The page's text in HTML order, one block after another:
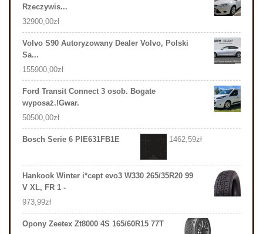
Rzeczywis...
32900,00zł
Volvo S90 Autoryzowany Dealer Volvo, Polski
Sa...
155900,00zł
Ford Transit Connect 3 osob. Bogate
wyposaż.!Gwar.
50500,00zł
Bosch Serie 6 PIE631FB1E 1462,59zł
Hankook Winter i*cept evo3 W330 265/35R20 99
V XL, FR 1 -
973,99zł
Opony Zeetex Zt8000 4S 165/60R15 77T